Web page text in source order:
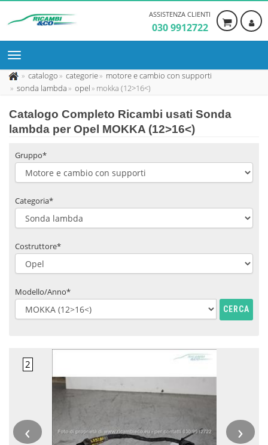
ASSISTENZA CLIENTI
030 9912722
catalogo categorie
motore e cambio con supporti
sonda lambda
opel mokka (12>16<)
Catalogo Completo Ricambi usati Sonda
lambda per Opel MOKKA (12>16<)
Gruppo*
Categoria*
Costruttore*
Modello/Anno*
CERCA
‹ ›